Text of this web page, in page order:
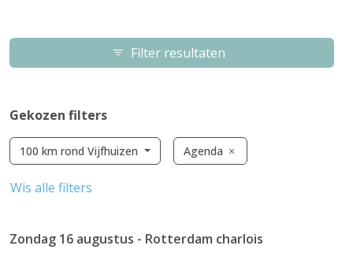
Filter resultaten
Gekozen filters
100 km rond Vijfhuizen Agenda
Wis alle filters
Zondag 16 augustus - Rotterdam charlois